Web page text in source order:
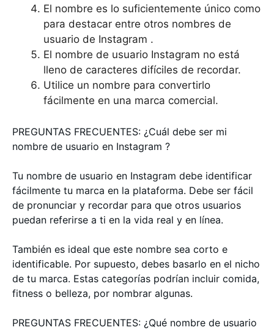
El nombre es lo suficientemente único como
para destacar entre otros nombres de
usuario de Instagram .
El nombre de usuario Instagram no está
lleno de caracteres difíciles de recordar.
Utilice un nombre para convertirlo
fácilmente en una marca comercial.
PREGUNTAS FRECUENTES: ¿Cuál debe ser mi
nombre de usuario en Instagram ?
Tu nombre de usuario en Instagram debe identificar
fácilmente tu marca en la plataforma. Debe ser fácil
de pronunciar y recordar para que otros usuarios
puedan referirse a ti en la vida real y en línea.
También es ideal que este nombre sea corto e
identificable. Por supuesto, debes basarlo en el nicho
de tu marca. Estas categorías podrían incluir comida,
fitness o belleza, por nombrar algunas.
PREGUNTAS FRECUENTES: ¿Qué nombre de usuario